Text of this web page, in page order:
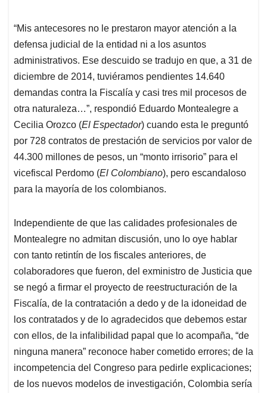
“Mis antecesores no le prestaron mayor atención a la
defensa judicial de la entidad ni a los asuntos
administrativos. Ese descuido se tradujo en que, a 31 de
diciembre de 2014, tuviéramos pendientes 14.640
demandas contra la Fiscalía y casi tres mil procesos de
otra naturaleza…”, respondió Eduardo Montealegre a
Cecilia Orozco (El Espectador) cuando esta le preguntó
por 728 contratos de prestación de servicios por valor de
44.300 millones de pesos, un “monto irrisorio” para el
vicefiscal Perdomo (El Colombiano), pero escandaloso
para la mayoría de los colombianos.
Independiente de que las calidades profesionales de
Montealegre no admitan discusión, uno lo oye hablar
con tanto retintín de los fiscales anteriores, de
colaboradores que fueron, del exministro de Justicia que
se negó a firmar el proyecto de reestructuración de la
Fiscalía, de la contratación a dedo y de la idoneidad de
los contratados y de lo agradecidos que debemos estar
con ellos, de la infalibilidad papal que lo acompaña, “de
ninguna manera” reconoce haber cometido errores; de la
incompetencia del Congreso para pedirle explicaciones;
de los nuevos modelos de investigación, Colombia sería